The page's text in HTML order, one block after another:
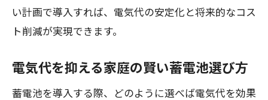
い計画で導入すれば、電気代の安定化と将来的なコス
ト削減が実現できます。
電気代を抑える家庭の賢い蓄電池選び方
蓄電池を導入する際、どのように選べば電気代を効果